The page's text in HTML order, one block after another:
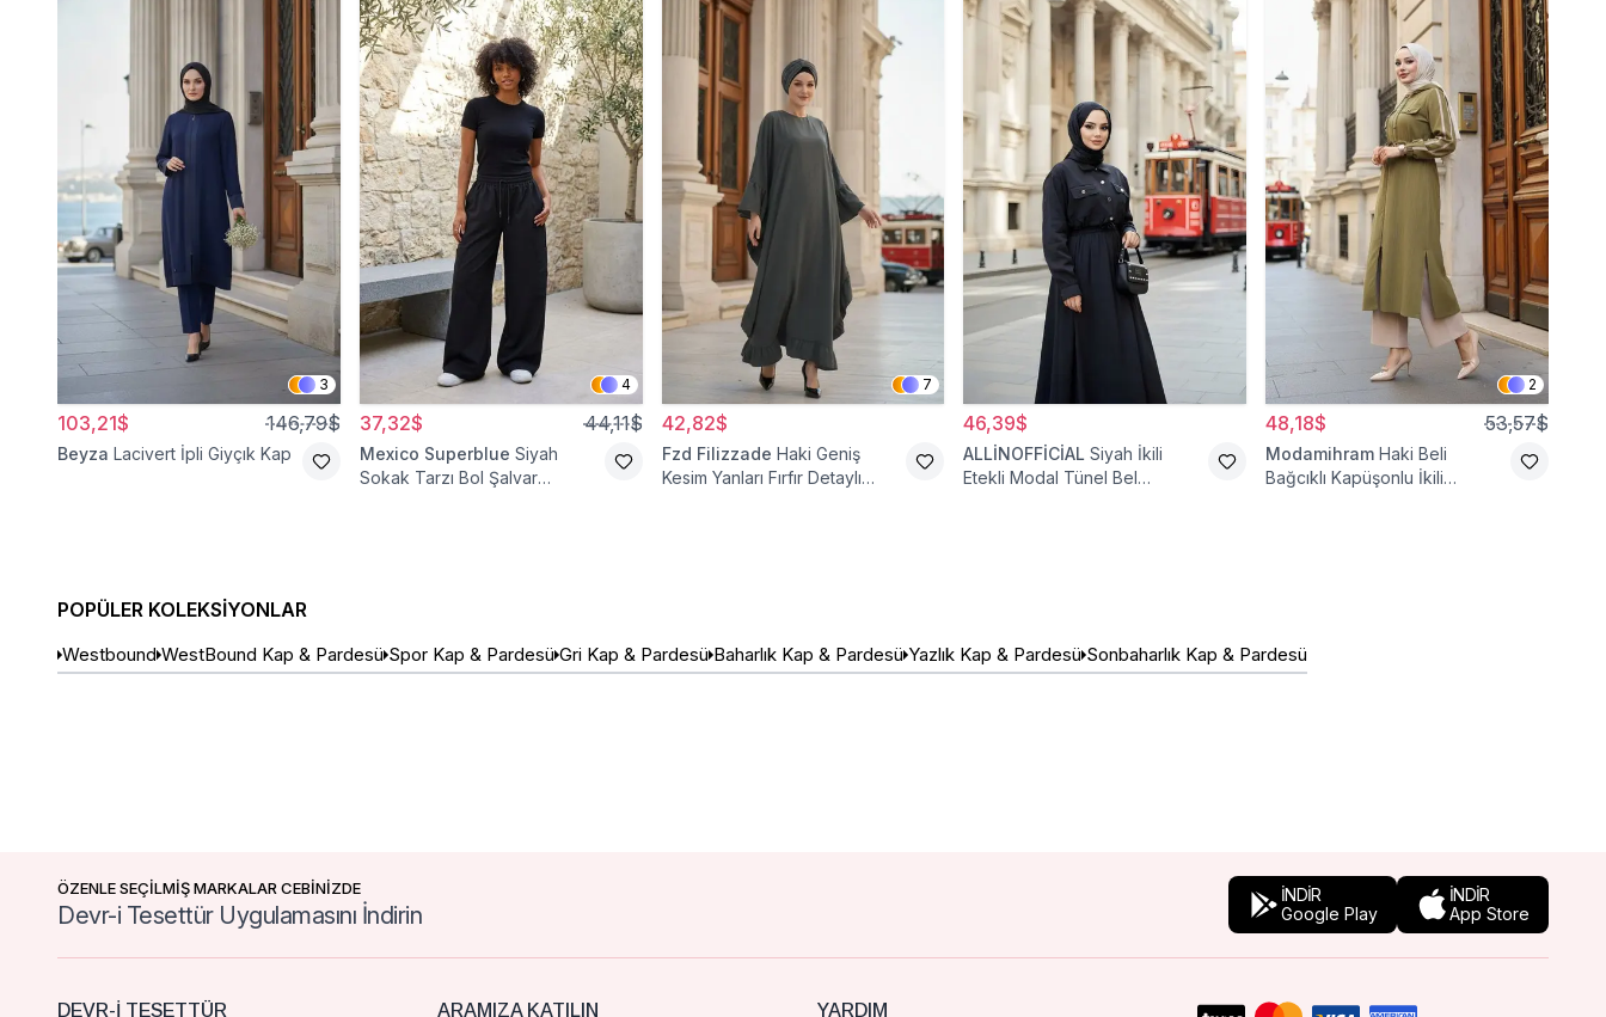
3
103,21$ 146,79$
Beyza Lacivert İpli Giyçık Kap
4
37,32$ 44,11$
Mexico Superblue Siyah
Sokak Tarzı Bol Şalvar
7
42,82$
Fzd Filizzade Haki Geniş
Kesim Yanları Fırfır Detaylı
46,39$
ALLİNOFFİCİAL Siyah İkili
Etekli Modal Tünel Bel
2
48,18$ 53,57$
Modamihram Haki Beli
Bağcıklı Kapüşonlu İkili
POPÜLER KOLEKSIYONLAR
Westbound WestBound Kap & Pardesü Spor Kap & Pardesü Gri Kap & Pardesü Baharlık Kap & Pardesü Yazlık Kap & Pardesü Sonbaharlık Kap & Pardesü
ÖZENLE SEÇİLMİŞ MARKALAR CEBİNİZDE
Devr-i Tesettür Uygulamasını İndirin
İNDİR
Google Play
İNDİR
App Store
DEVR-I TESETTÜR ARAMIZA KATILIN YARDIM